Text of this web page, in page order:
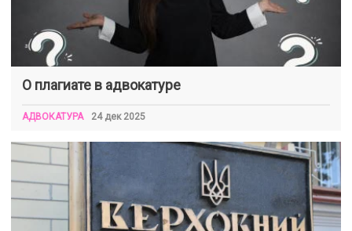
О плагиате в адвокатуре
АДВОКАТУРА 24 дек 2025